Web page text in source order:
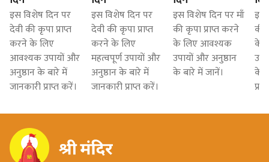
इस विशेष दिन पर
देवी की कृपा प्राप्त
करने के लिए
आवश्यक उपायों और
अनुष्ठान के बारे में
जानकारी प्राप्त करें।
इस विशेष दिन पर
देवी की कृपा प्राप्त
करने के लिए
महत्वपूर्ण उपायों और
अनुष्ठान के बारे में
जानकारी प्राप्त करें।
इस विशेष दिन पर माँ
की कृपा प्राप्त करने
के लिए आवश्यक
उपायों और अनुष्ठान
के बारे में जानें।
इस
की
के
के